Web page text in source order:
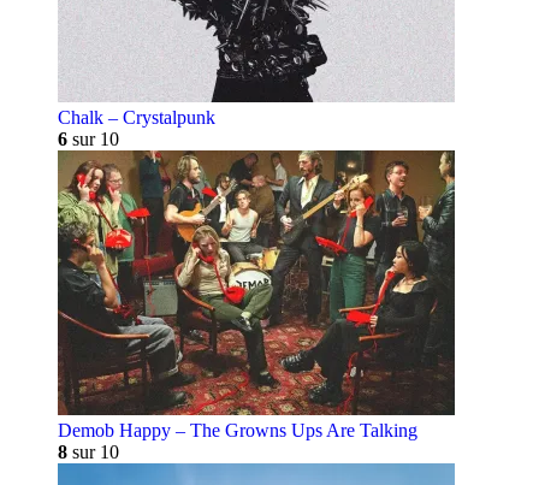
Chalk – Crystalpunk
6 sur 10
Demob Happy – The Growns Ups Are Talking
8 sur 10